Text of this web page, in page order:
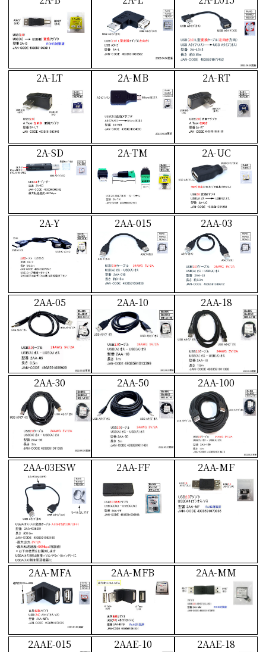
2A-LT 2A-MB 2A-RT
2A-SD 2A-TM 2A-UC
2A-Y 2AA-015 2AA-03
2AA-05 2AA-10 2AA-18
2AA-30 2AA-50 2AA-100
2AA-03ESW 2AA-FF 2AA-MF
2AA-MFA 2AA-MFB 2AA-MM
2AAE-015 2AAE-10 2AAE-18